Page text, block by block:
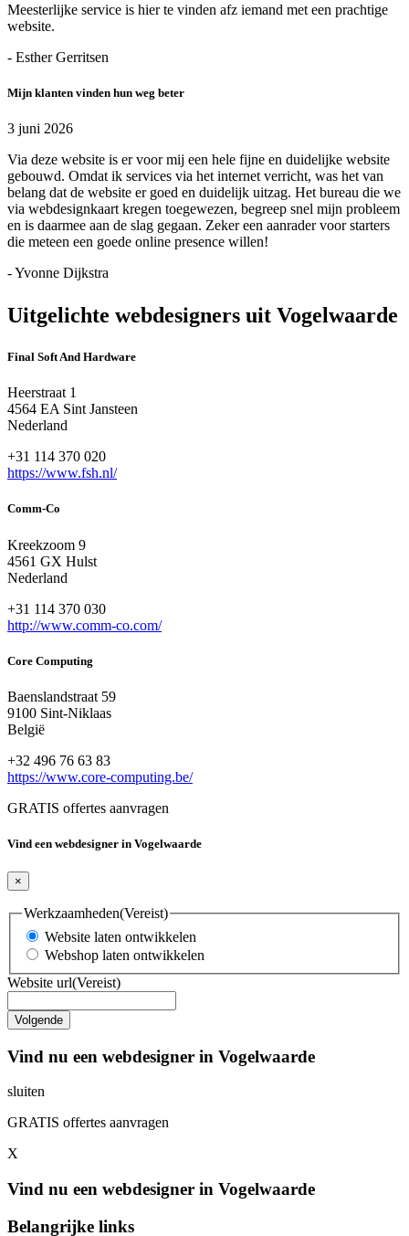
Meesterlijke service is hier te vinden afz iemand met een prachtige
website.
- Esther Gerritsen
Mijn klanten vinden hun weg beter
3 juni 2026
Via deze website is er voor mij een hele fijne en duidelijke website
gebouwd. Omdat ik services via het internet verricht, was het van
belang dat de website er goed en duidelijk uitzag. Het bureau die we
via webdesignkaart kregen toegewezen, begreep snel mijn probleem
en is daarmee aan de slag gegaan. Zeker een aanrader voor starters
die meteen een goede online presence willen!
- Yvonne Dijkstra
Uitgelichte webdesigners uit Vogelwaarde
Final Soft And Hardware
Heerstraat 1
4564 EA Sint Jansteen
Nederland
+31 114 370 020
https://www.fsh.nl/
Comm-Co
Kreekzoom 9
4561 GX Hulst
Nederland
+31 114 370 030
http://www.comm-co.com/
Core Computing
Baenslandstraat 59
9100 Sint-Niklaas
België
+32 496 76 63 83
https://www.core-computing.be/
GRATIS offertes aanvragen
Vind een webdesigner in Vogelwaarde
×
Werkzaamheden(Vereist)
Website laten ontwikkelen
Webshop laten ontwikkelen
Website url(Vereist)
Vind nu een webdesigner in Vogelwaarde
sluiten
GRATIS offertes aanvragen
X
Vind nu een webdesigner in Vogelwaarde
Belangrijke links